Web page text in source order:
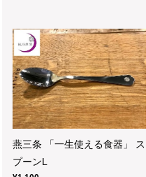
燕三条 「一生使える食器」 ス
プーンL